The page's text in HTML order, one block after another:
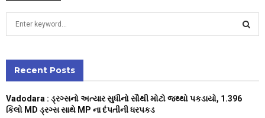
h
f
o
Recent Posts
Vadodara : ડ્રગ્સનો અત્યાર સુધીનો સૌથી મોટો જથ્થો પકડાયો, 1.396
કિલો MD ડ્રગ્સ સાથે MP ના દંપતીની ધરપકડ